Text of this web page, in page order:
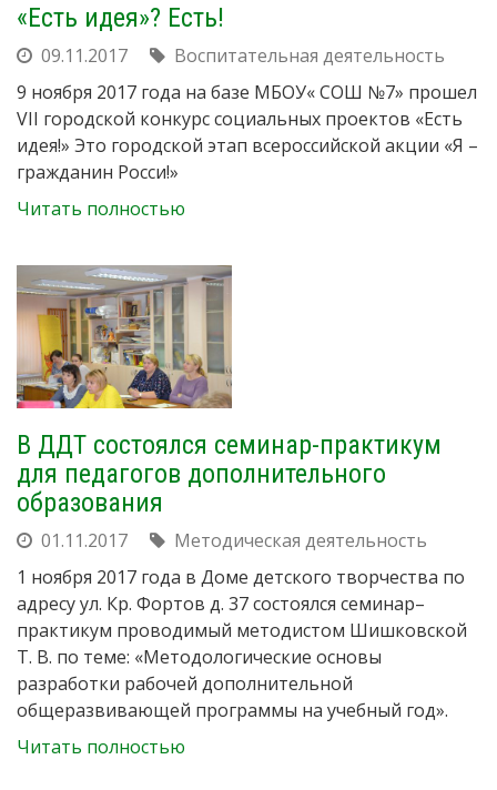
«Есть идея»? Есть!
09.11.2017
Воспитательная деятельность
9 ноября 2017 года на базе МБОУ« СОШ №7» прошел
VII городской конкурс социальных проектов «Есть
идея!» Это городской этап всероссийской акции «Я –
гражданин Росси!»
Читать полностью
В ДДТ состоялся семинар-практикум
для педагогов дополнительного
образования
01.11.2017
Методическая деятельность
1 ноября 2017 года в Доме детского творчества по
адресу ул. Кр. Фортов д. 37 состоялся семинар–
практикум проводимый методистом Шишковской
Т. В. по теме: «Методологические основы
разработки рабочей дополнительной
общеразвивающей программы на учебный год».
Читать полностью